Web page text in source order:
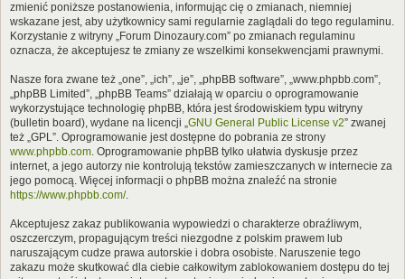
zmienić poniższe postanowienia, informując cię o zmianach, niemniej
wskazane jest, aby użytkownicy sami regularnie zaglądali do tego regulaminu.
Korzystanie z witryny „Forum Dinozaury.com” po zmianach regulaminu
oznacza, że akceptujesz te zmiany ze wszelkimi konsekwencjami prawnymi.
Nasze fora zwane też „one”, „ich”, „je”, „phpBB software”, „www.phpbb.com”,
„phpBB Limited”, „phpBB Teams” działają w oparciu o oprogramowanie
wykorzystujące technologię phpBB, która jest środowiskiem typu witryny
(bulletin board), wydane na licencji „GNU General Public License v2” zwanej
też „GPL”. Oprogramowanie jest dostępne do pobrania ze strony
www.phpbb.com. Oprogramowanie phpBB tylko ułatwia dyskusje przez
internet, a jego autorzy nie kontrolują tekstów zamieszczanych w internecie za
jego pomocą. Więcej informacji o phpBB można znaleźć na stronie
https://www.phpbb.com/.
Akceptujesz zakaz publikowania wypowiedzi o charakterze obraźliwym,
oszczerczym, propagującym treści niezgodne z polskim prawem lub
naruszającym cudze prawa autorskie i dobra osobiste. Naruszenie tego
zakazu może skutkować dla ciebie całkowitym zablokowaniem dostępu do tej